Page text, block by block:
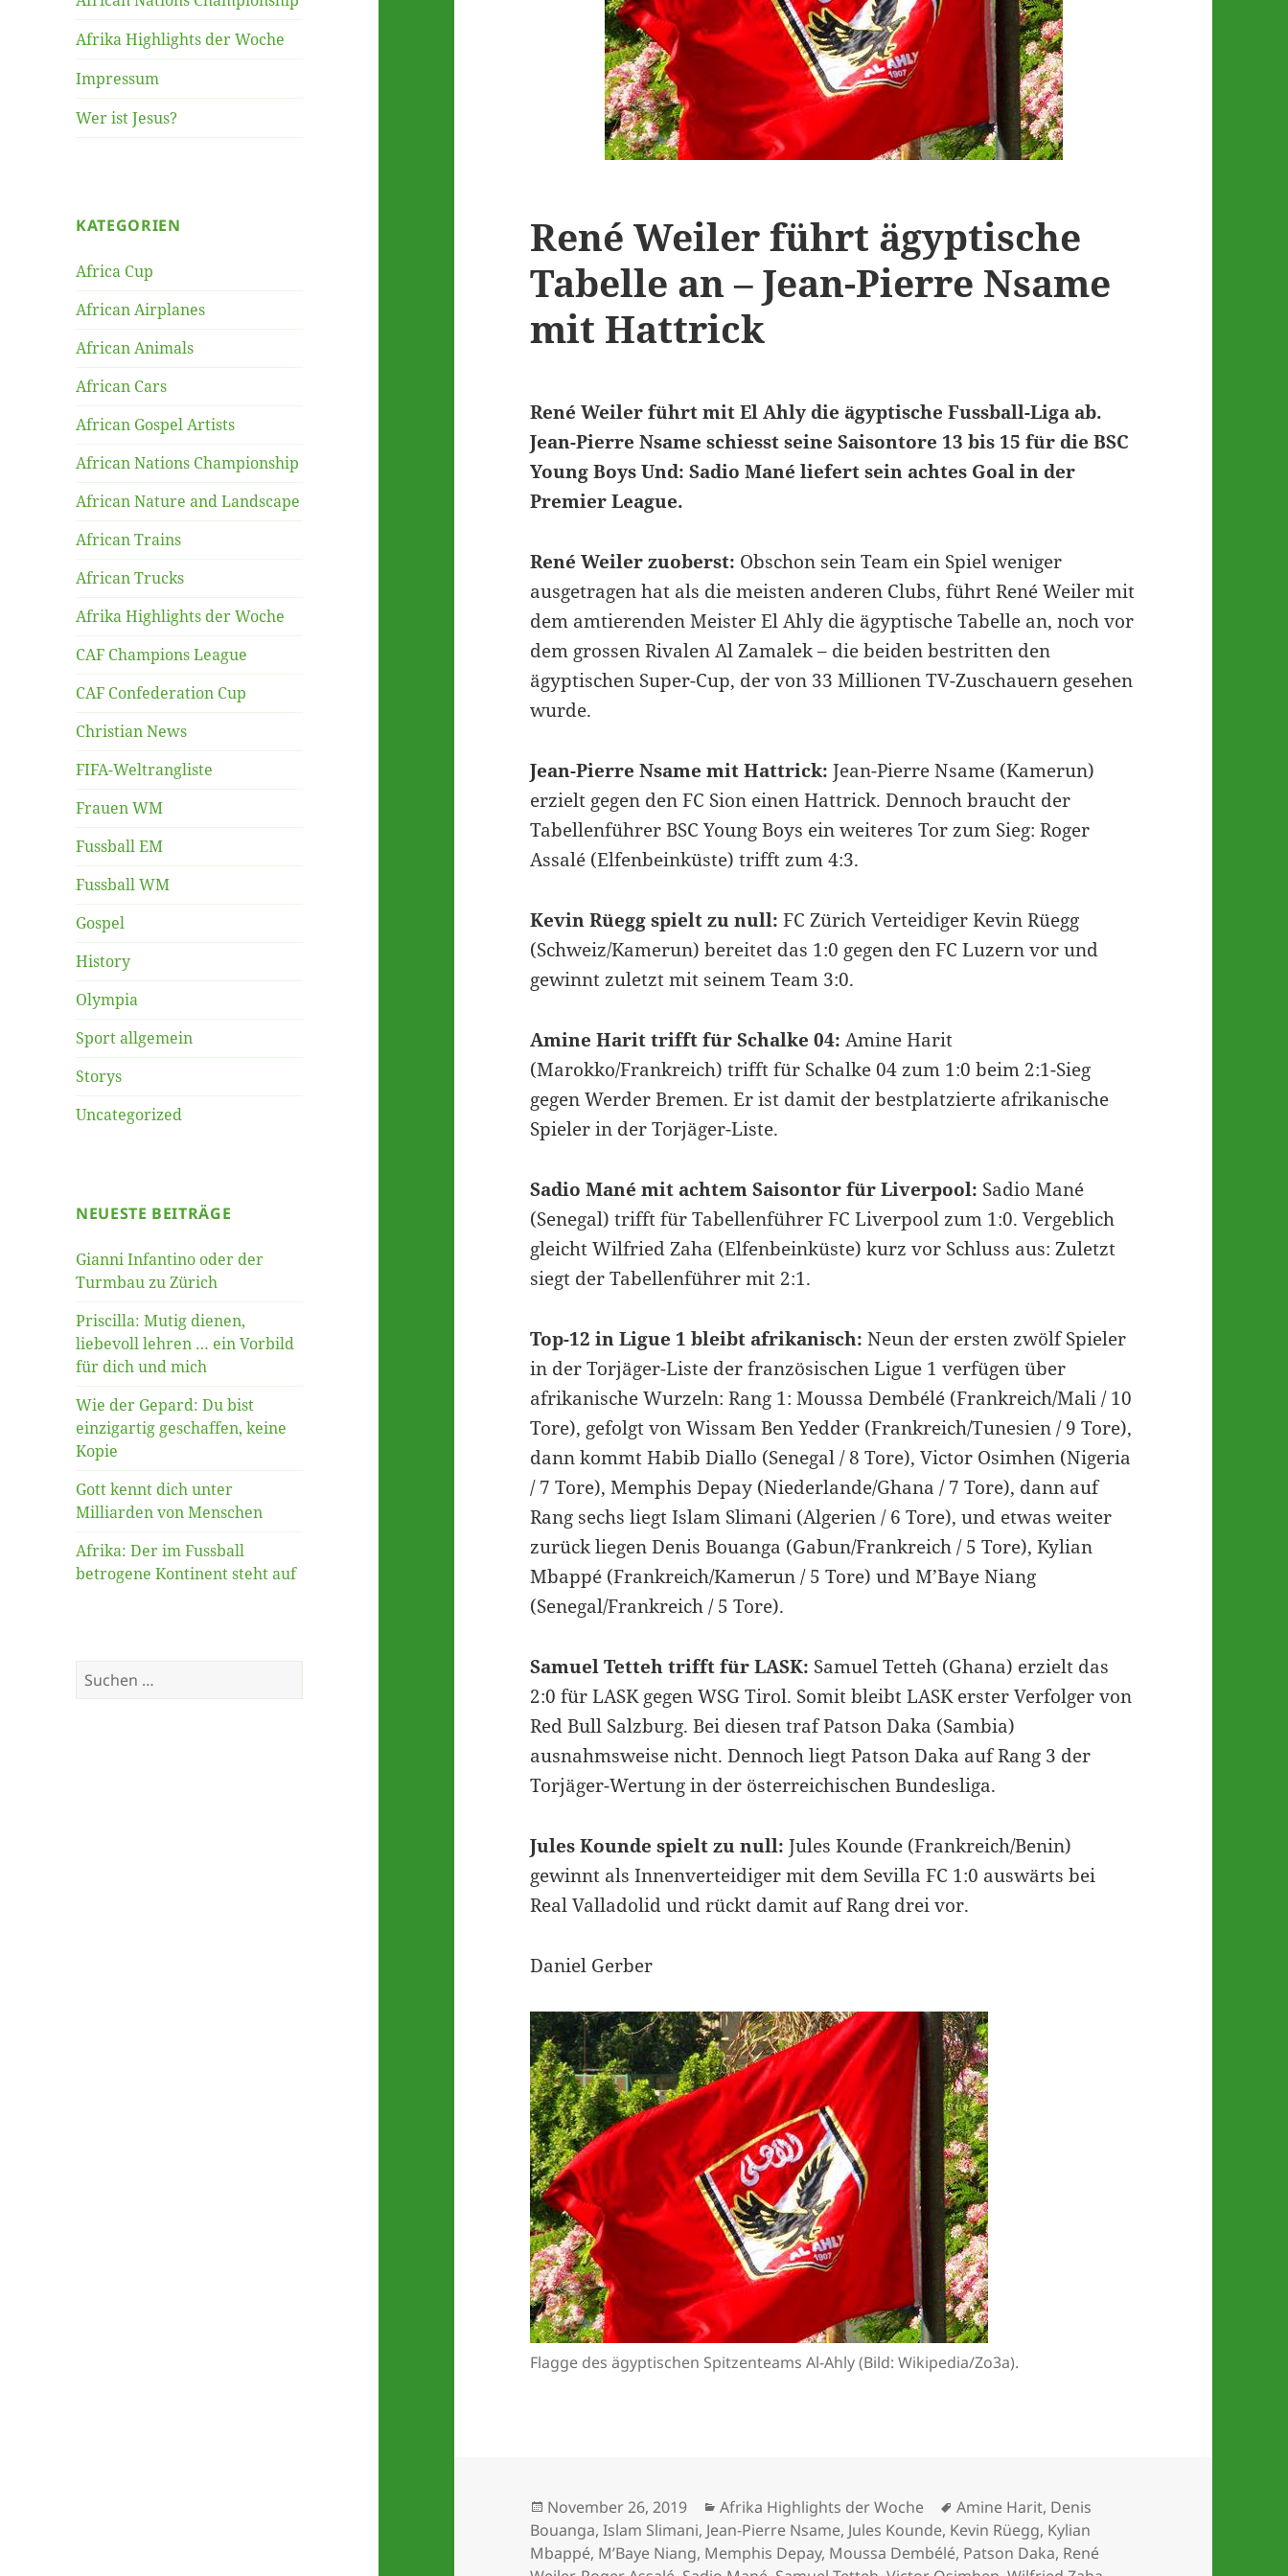
Afrika Highlights der Woche
Impressum
Wer ist Jesus?
KATEGORIEN
Africa Cup
African Airplanes
African Animals
African Cars
African Gospel Artists
African Nations Championship
African Nature and Landscape
African Trains
African Trucks
Afrika Highlights der Woche
CAF Champions League
CAF Confederation Cup
Christian News
FIFA-Weltrangliste
Frauen WM
Fussball EM
Fussball WM
Gospel
History
Olympia
Sport allgemein
Storys
Uncategorized
NEUESTE BEITRÄGE
Gianni Infantino oder der
Turmbau zu Zürich
Priscilla: Mutig dienen,
liebevoll lehren … ein Vorbild
für dich und mich
Wie der Gepard: Du bist
einzigartig geschaffen, keine
Kopie
Gott kennt dich unter
Milliarden von Menschen
Afrika: Der im Fussball
betrogene Kontinent steht auf
Suche
nach:
René Weiler führt ägyptische
Tabelle an – Jean-Pierre Nsame
mit Hattrick
René Weiler führt mit El Ahly die ägyptische Fussball-Liga ab.
Jean-Pierre Nsame schiesst seine Saisontore 13 bis 15 für die BSC
Young Boys Und: Sadio Mané liefert sein achtes Goal in der
Premier League.
René Weiler zuoberst: Obschon sein Team ein Spiel weniger
ausgetragen hat als die meisten anderen Clubs, führt René Weiler mit
dem amtierenden Meister El Ahly die ägyptische Tabelle an, noch vor
dem grossen Rivalen Al Zamalek – die beiden bestritten den
ägyptischen Super-Cup, der von 33 Millionen TV-Zuschauern gesehen
wurde.
Jean-Pierre Nsame mit Hattrick: Jean-Pierre Nsame (Kamerun)
erzielt gegen den FC Sion einen Hattrick. Dennoch braucht der
Tabellenführer BSC Young Boys ein weiteres Tor zum Sieg: Roger
Assalé (Elfenbeinküste) trifft zum 4:3.
Kevin Rüegg spielt zu null:FC Zürich Verteidiger Kevin Rüegg
(Schweiz/Kamerun) bereitet das 1:0 gegen den FC Luzern vor und
gewinnt zuletzt mit seinem Team 3:0.
Amine Harit trifft für Schalke 04:Amine Harit
(Marokko/Frankreich) trifft für Schalke 04 zum 1:0 beim 2:1-Sieg
gegen Werder Bremen. Er ist damit der bestplatzierte afrikanische
Spieler in der Torjäger-Liste.
Sadio Mané mit achtem Saisontor für Liverpool: Sadio Mané
(Senegal) trifft für Tabellenführer FC Liverpool zum 1:0. Vergeblich
gleicht Wilfried Zaha (Elfenbeinküste) kurz vor Schluss aus: Zuletzt
siegt der Tabellenführer mit 2:1.
Top-12 in Ligue 1 bleibt afrikanisch: Neun der ersten zwölf Spieler
in der Torjäger-Liste der französischen Ligue 1 verfügen über
afrikanische Wurzeln: Rang 1: Moussa Dembélé (Frankreich/Mali / 10
Tore), gefolgt von Wissam Ben Yedder (Frankreich/Tunesien / 9 Tore),
dann kommt Habib Diallo (Senegal / 8 Tore), Victor Osimhen (Nigeria
/ 7 Tore), Memphis Depay (Niederlande/Ghana / 7 Tore), dann auf
Rang sechs liegt Islam Slimani (Algerien / 6 Tore), und etwas weiter
zurück liegen Denis Bouanga (Gabun/Frankreich / 5 Tore), Kylian
Mbappé (Frankreich/Kamerun / 5 Tore) und M’Baye Niang
(Senegal/Frankreich / 5 Tore).
Samuel Tetteh trifft für LASK: Samuel Tetteh (Ghana) erzielt das
2:0 für LASK gegen WSG Tirol. Somit bleibt LASK erster Verfolger von
Red Bull Salzburg. Bei diesen traf Patson Daka (Sambia)
ausnahmsweise nicht. Dennoch liegt Patson Daka auf Rang 3 der
Torjäger-Wertung in der österreichischen Bundesliga.
Jules Kounde spielt zu null: Jules Kounde (Frankreich/Benin)
gewinnt als Innenverteidiger mit dem Sevilla FC 1:0 auswärts bei
Real Valladolid und rückt damit auf Rang drei vor.
Daniel Gerber
Flagge des ägyptischen Spitzenteams Al-Ahly (Bild: Wikipedia/Zo3a).
Veröffentlicht
am
November 26, 2019 Kategorien
Afrika Highlights der Woche Schlagwörter
Amine Harit, Denis
Bouanga,Islam Slimani, Jean-Pierre Nsame, Jules Kounde, Kevin Rüegg, Kylian
Mbappé, M’Baye Niang, Memphis Depay, Moussa Dembélé, Patson Daka, René